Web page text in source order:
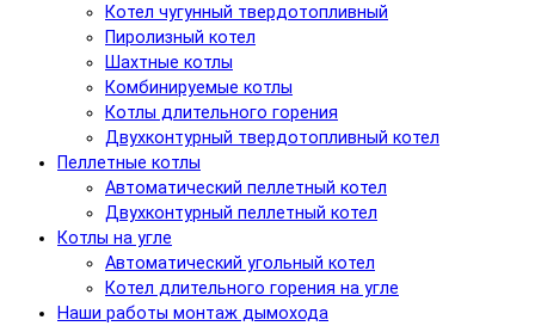
Котел чугунный твердотопливный
Пиролизный котел
Шахтные котлы
Комбинируемые котлы
Котлы длительного горения
Двухконтурный твердотопливный котел
Пеллетные котлы
Автоматический пеллетный котел
Двухконтурный пеллетный котел
Котлы на угле
Автоматический угольный котел
Котел длительного горения на угле
Наши работы монтаж дымохода